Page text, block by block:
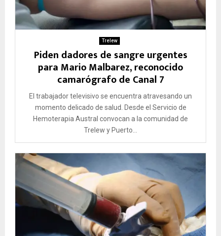
Trelew
Piden dadores de sangre urgentes
para Mario Malbarez, reconocido
camarógrafo de Canal 7
El trabajador televisivo se encuentra atravesando un
momento delicado de salud. Desde el Servicio de
Hemoterapia Austral convocan a la comunidad de
Trelew y Puerto...